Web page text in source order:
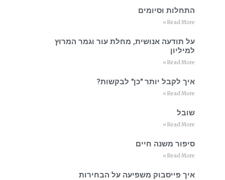
התחלות וסיומים
Read More »
על תודעה אנושית, מחלת עור וגמר המרוץ
למיליון
Read More »
איך לקבל יותר "כן" לבקשות?
Read More »
שובל
Read More »
סיפור משנה חיים
Read More »
איך פייסבוק משפיעה על הבחירות